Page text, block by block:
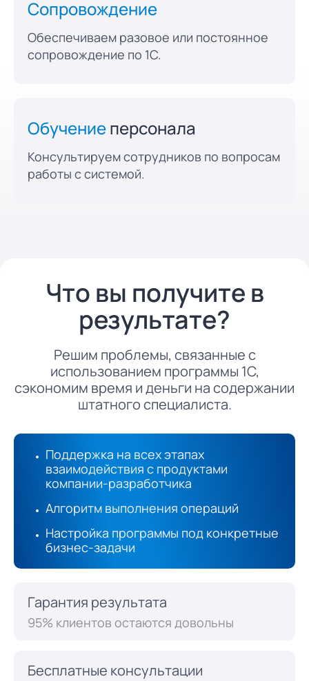
Сопровождение
Обеспечиваем разовое или постоянное
сопровождение по 1С.
Обучениеперсонала
Консультируем сотрудников по вопросам
работы с системой.
Что вы получите в
результате?
Решим проблемы, связанные с
использованием программы 1С,
сэкономим время и деньги на содержании
штатного специалиста.
Поддержка на всех этапах
взаимодействия с продуктами
компании-разработчика
Алгоритм выполнения операций
Настройка программы под конкретные
бизнес-задачи
Гарантия результата
95% клиентов остаются довольны
Бесплатные консультации